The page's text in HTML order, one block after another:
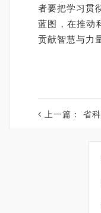
者要把学习贯
蓝图，在推动
贡献智慧与力
上一篇： 省科协召开学习